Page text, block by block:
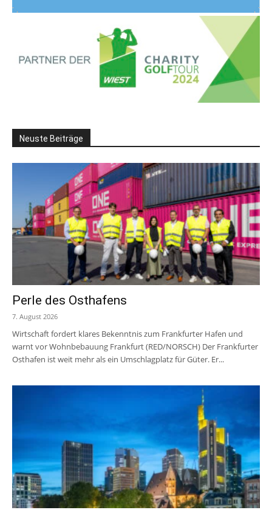
Neuste Beiträge
Perle des Osthafens
7. August 2026
Wirtschaft fordert klares Bekenntnis zum Frankfurter Hafen und
warnt vor Wohnbebauung Frankfurt (RED/NORSCH) Der Frankfurter
Osthafen ist weit mehr als ein Umschlagplatz für Güter. Er...